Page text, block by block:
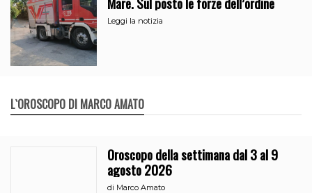
Leggi la notizia
L`OROSCOPO DI MARCO AMATO
Oroscopo della settimana dal 3 al 9
agosto 2026
di Marco Amato